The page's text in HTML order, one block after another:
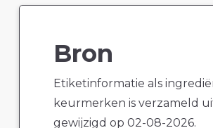
Bron
Etiketinformatie als
keurmerken is verzameld
gewijzigd op 02-08-2026.